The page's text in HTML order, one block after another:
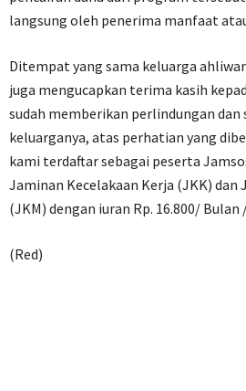
langsung oleh penerima manfaat
Ditempat yang sama keluarga
juga mengucapkan terima kasih
sudah memberikan perlindungan dan
keluarganya, atas perhatian yang
kami terdaftar sebagai peserta
Jaminan Kecelakaan Kerja (JKK) dan
(JKM) dengan iuran Rp. 16.800/ Bulan
(Red)